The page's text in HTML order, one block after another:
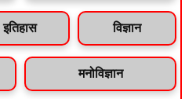
इतिहास विज्ञान
मनोविज्ञान